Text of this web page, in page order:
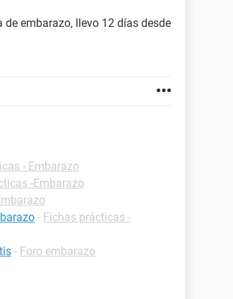
embarazo, llevo 12 días desde
- Embarazo
-Embarazo
- Fichas prácticas -
- Foro embarazo